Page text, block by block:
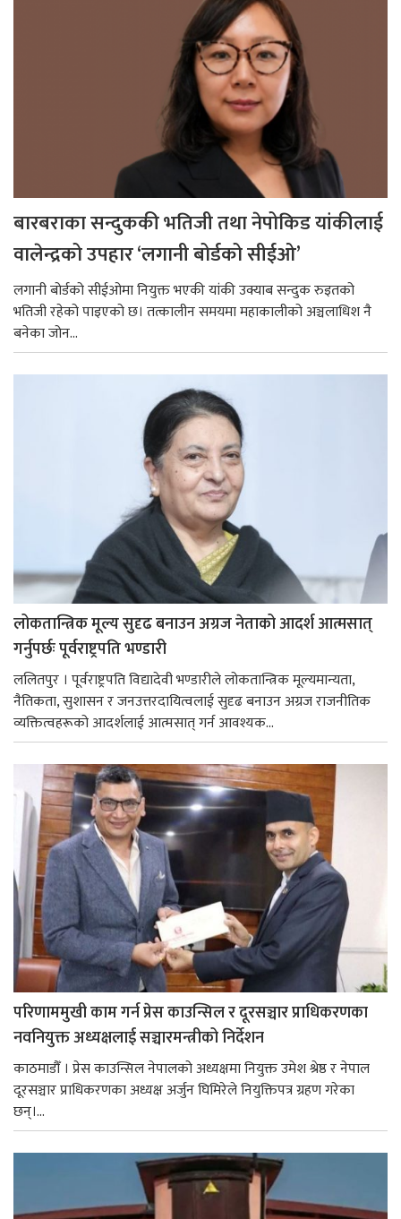
बारबराका सन्दुककी भतिजी तथा नेपोकिड यांकीलाई
वालेन्द्रको उपहार ‘लगानी बोर्डको सीईओ’
लगानी बोर्डको सीईओमा नियुक्त भएकी यांकी उक्याब सन्दुक रुइतको
भतिजी रहेको पाइएको छ। तत्कालीन समयमा महाकालीको अञ्चलाधिश नै
बनेका जोन...
लोकतान्त्रिक मूल्य सुदृढ बनाउन अग्रज नेताको आदर्श आत्मसात्
गर्नुपर्छः पूर्वराष्ट्रपति भण्डारी
ललितपुर । पूर्वराष्ट्रपति विद्यादेवी भण्डारीले लोकतान्त्रिक मूल्यमान्यता,
नैतिकता, सुशासन र जनउत्तरदायित्वलाई सुदृढ बनाउन अग्रज राजनीतिक
व्यक्तित्वहरूको आदर्शलाई आत्मसात् गर्न आवश्यक...
परिणाममुखी काम गर्न प्रेस काउन्सिल र दूरसञ्चार प्राधिकरणका
नवनियुक्त अध्यक्षलाई सञ्चारमन्त्रीको निर्देशन
काठमाडौँ । प्रेस काउन्सिल नेपालको अध्यक्षमा नियुक्त उमेश श्रेष्ठ र नेपाल
दूरसञ्चार प्राधिकरणका अध्यक्ष अर्जुन घिमिरेले नियुक्तिपत्र ग्रहण गरेका
छन्।...